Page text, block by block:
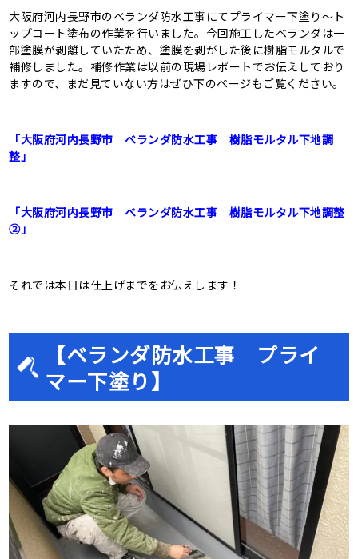
大阪府河内長野市のベランダ防水工事にてプライマー下塗り〜ト
ップコート塗布の作業を行いました。今回施工したベランダは一
部塗膜が剥離していたため、塗膜を剥がした後に樹脂モルタルで
補修しました。補修作業は以前の現場レポートでお伝えしており
ますので、まだ見ていない方はぜひ下のページもご覧ください。
「大阪府河内長野市 ベランダ防水工事 樹脂モルタル下地調
整」
「大阪府河内長野市 ベランダ防水工事 樹脂モルタル下地調整
②」
それでは本日は仕上げまでをお伝えします！
【ベランダ防水工事 プライ
マー下塗り】